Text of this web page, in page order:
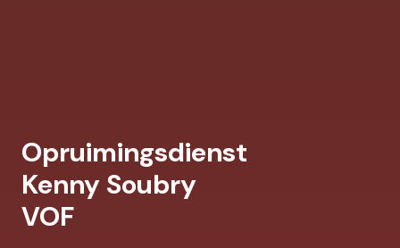
Opruimingsdienst
Kenny Soubry
VOF